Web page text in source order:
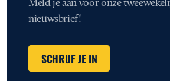
nieuwsbrief!
SCHRIJF JE IN